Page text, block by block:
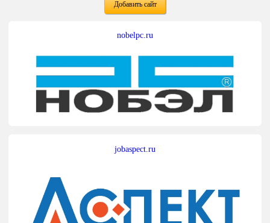
Добавить сайт
nobelpc.ru
jobaspect.ru